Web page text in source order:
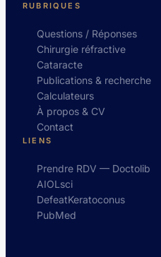
RUBRIQUES
Questions / Réponses
Chirurgie réfractive
Cataracte
Publications & recherche
Calculateurs
À propos & CV
Contact
LIENS
Prendre RDV — Doctolib
AIOLsci
DefeatKeratoconus
PubMed